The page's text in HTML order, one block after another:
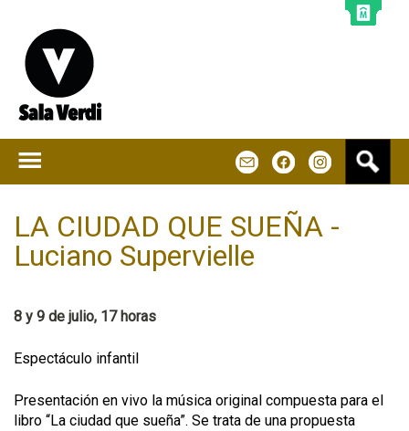
LA CIUDAD QUE SUEÑA -
Luciano Supervielle
8 y 9 de julio, 17 horas
Espectáculo infantil
Presentación en vivo la música original compuesta para el
libro “La ciudad que sueña”. Se trata de una propuesta
s